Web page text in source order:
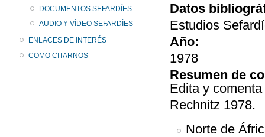
DOCUMENTOS SEFARDÍES
AUDIO Y VÍDEO SEFARDÍES
ENLACES DE INTERÉS
COMO CITARNOS
Datos
Estudios
Año:
1978
Resumen de
Edita y
Rechnitz 1978.
Norte de